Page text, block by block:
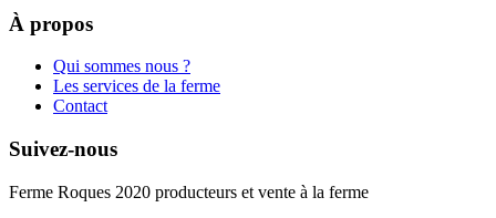
À propos
Qui sommes nous ?
Les services de la ferme
Contact
Suivez-nous
Ferme Roques 2020 producteurs et vente à la ferme